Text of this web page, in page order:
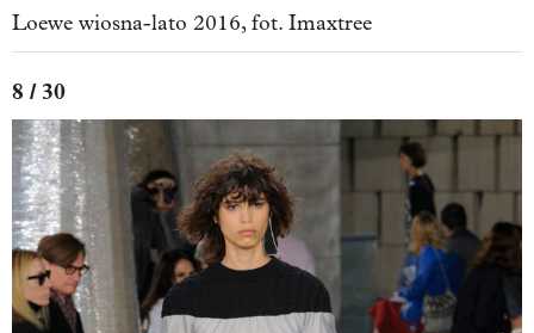
Loewe wiosna-lato 2016, fot. Imaxtree
8 / 30